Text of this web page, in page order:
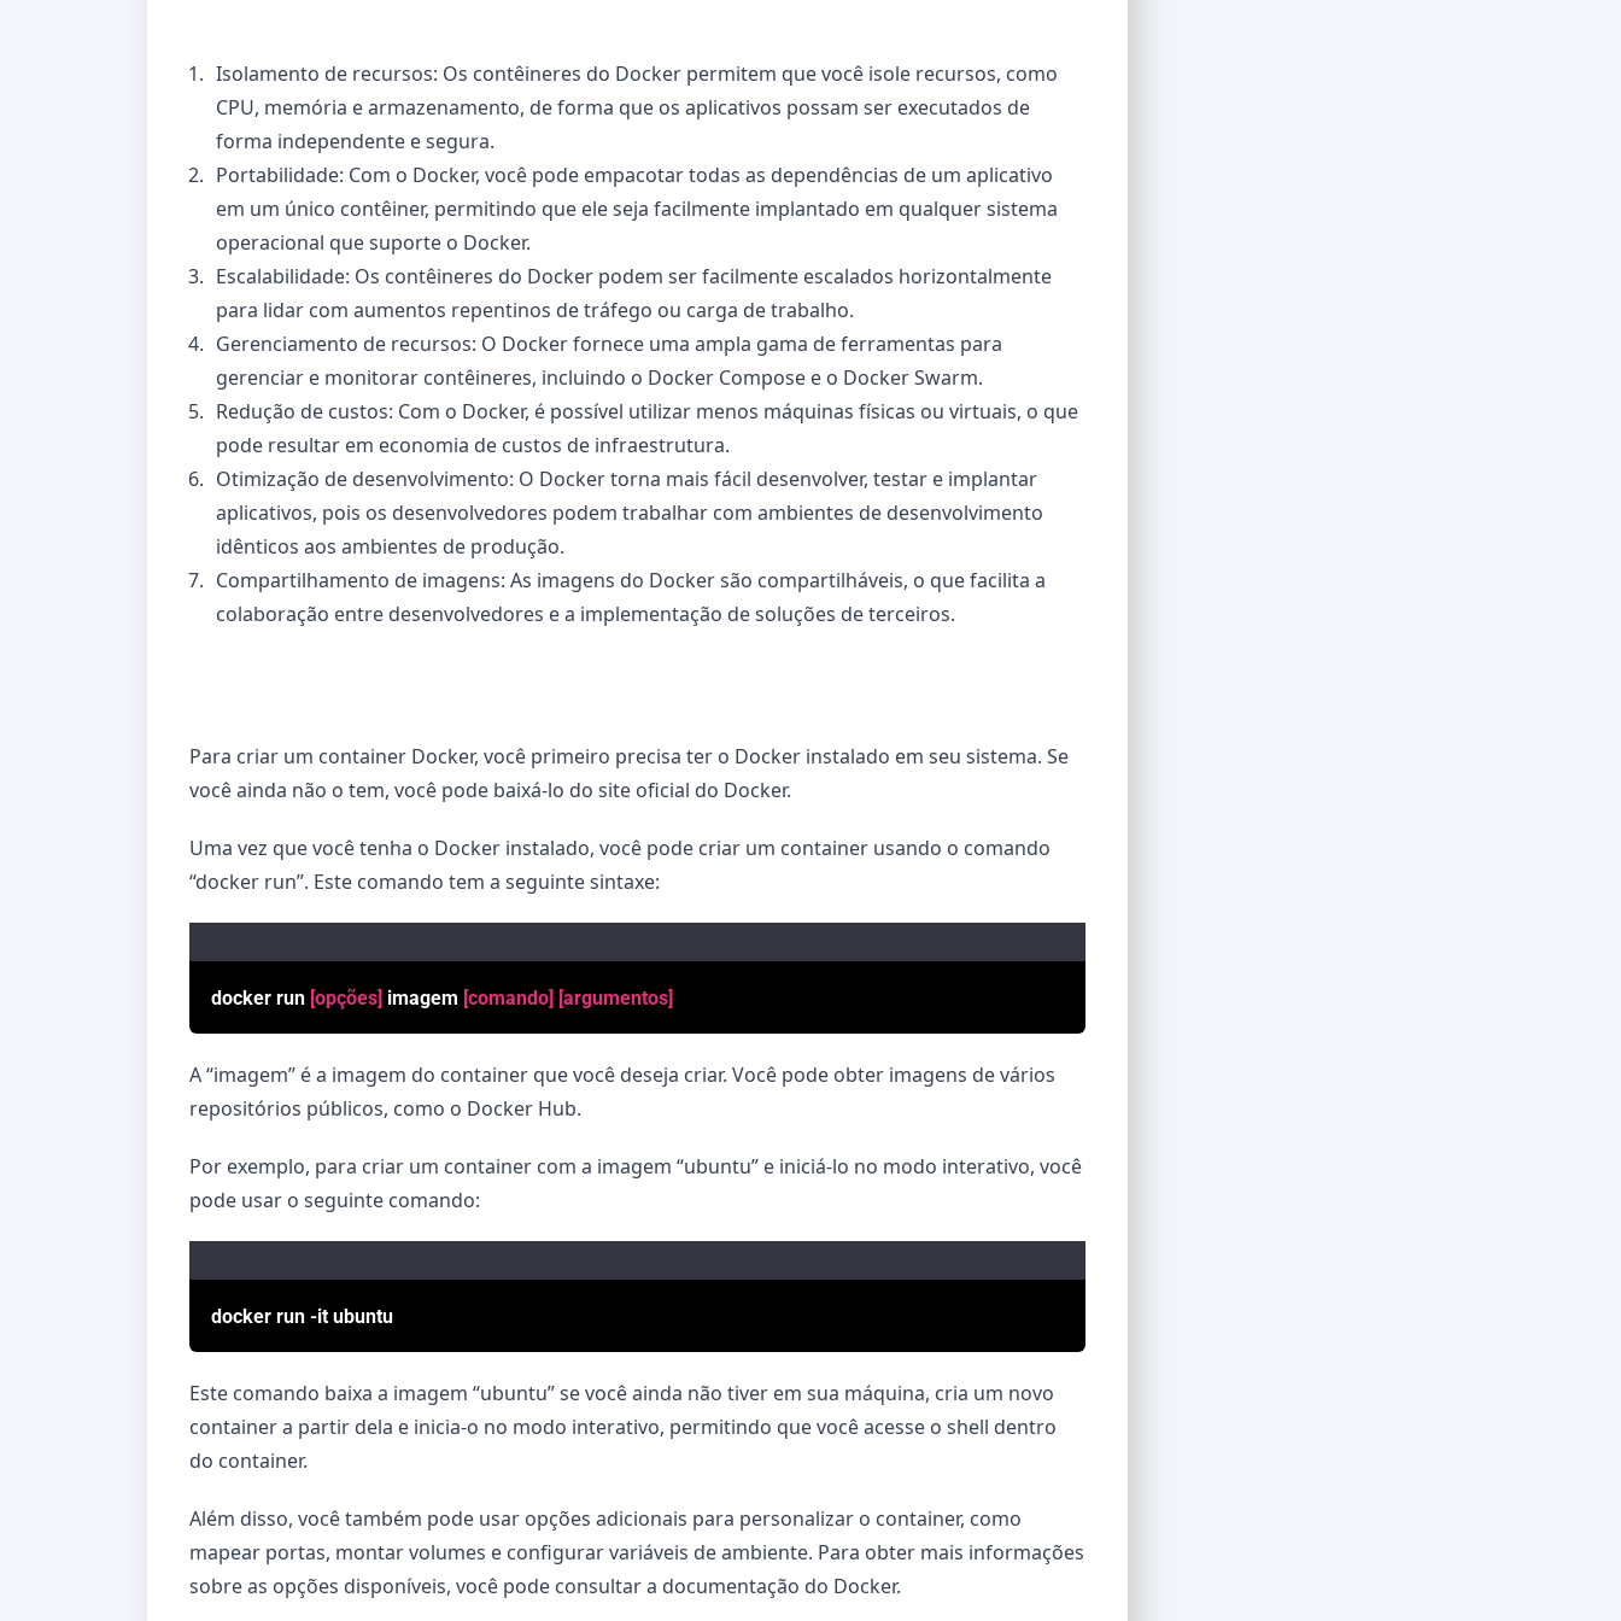
Isolamento de recursos: Os contêineres do Docker permitem que você isole recursos, como
CPU, memória e armazenamento, de forma que os aplicativos possam ser executados de
forma independente e segura.
Portabilidade: Com o Docker, você pode empacotar todas as dependências de um aplicativo
em um único contêiner, permitindo que ele seja facilmente implantado em qualquer sistema
operacional que suporte o Docker.
Escalabilidade: Os contêineres do Docker podem ser facilmente escalados horizontalmente
para lidar com aumentos repentinos de tráfego ou carga de trabalho.
Gerenciamento de recursos: O Docker fornece uma ampla gama de ferramentas para
gerenciar e monitorar contêineres, incluindo o Docker Compose e o Docker Swarm.
Redução de custos: Com o Docker, é possível utilizar menos máquinas físicas ou virtuais, o que
pode resultar em economia de custos de infraestrutura.
Otimização de desenvolvimento: O Docker torna mais fácil desenvolver, testar e implantar
aplicativos, pois os desenvolvedores podem trabalhar com ambientes de desenvolvimento
idênticos aos ambientes de produção.
Compartilhamento de imagens: As imagens do Docker são compartilháveis, o que facilita a
colaboração entre desenvolvedores e a implementação de soluções de terceiros.
Para criar um container Docker, você primeiro precisa ter o Docker instalado em seu sistema. Se
você ainda não o tem, você pode baixá-lo do site oficial do Docker.
Uma vez que você tenha o Docker instalado, você pode criar um container usando o comando
“docker run”. Este comando tem a seguinte sintaxe:
docker run [opções] imagem [comando] [argumentos]
A “imagem” é a imagem do container que você deseja criar. Você pode obter imagens de vários
repositórios públicos, como o Docker Hub.
Por exemplo, para criar um container com a imagem “ubuntu” e iniciá-lo no modo interativo, você
pode usar o seguinte comando:
docker run -it ubuntu
Este comando baixa a imagem “ubuntu” se você ainda não tiver em sua máquina, cria um novo
container a partir dela e inicia-o no modo interativo, permitindo que você acesse o shell dentro
do container.
Além disso, você também pode usar opções adicionais para personalizar o container, como
mapear portas, montar volumes e configurar variáveis de ambiente. Para obter mais informações
sobre as opções disponíveis, você pode consultar a documentação do Docker.